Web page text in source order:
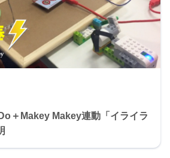
＋Makey Makey連動「イライラ